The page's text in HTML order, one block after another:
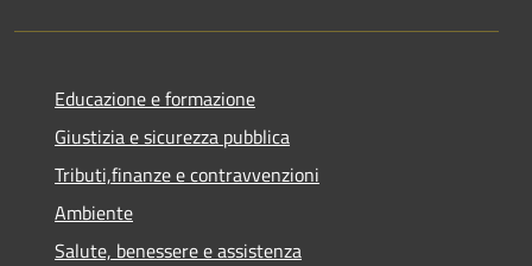
Educazione e formazione
Giustizia e sicurezza pubblica
Tributi,finanze e contravvenzioni
Ambiente
Salute, benessere e assistenza